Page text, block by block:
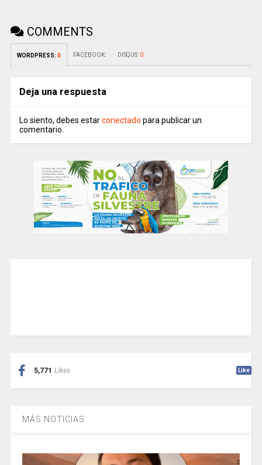
COMMENTS
WORDPRESS: 0 FACEBOOK: DISQUS: 0
Deja una respuesta
Lo siento, debes estarconectado para publicar un
comentario.
5,771 Likes Like
MÁS NOTICIAS